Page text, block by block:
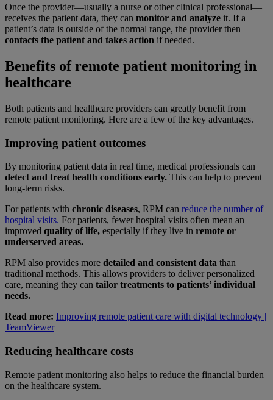
Once the provider—usually a nurse or other clinical professional—
receives the patient data, they can monitor and analyze it. If a
patient’s data is outside of the normal range, the provider then
contacts the patient and takes action if needed.
Benefits of remote patient monitoring in
healthcare
Both patients and healthcare providers can greatly benefit from
remote patient monitoring. Here are a few of the key advantages.
Improving patient outcomes
By monitoring patient data in real time, medical professionals can
detect and treat health conditions early. This can help to prevent
long-term risks.
For patients with chronic diseases, RPM can reduce the number of
hospital visits. For patients, fewer hospital visits often mean an
improved quality of life, especially if they live in remote or
underserved areas.
RPM also provides more detailed and consistent data than
traditional methods. This allows providers to deliver personalized
care, meaning they can tailor treatments to patients’ individual
needs.
Read more: Improving remote patient care with digital technology |
TeamViewer
Reducing healthcare costs
Remote patient monitoring also helps to reduce the financial burden
on the healthcare system.